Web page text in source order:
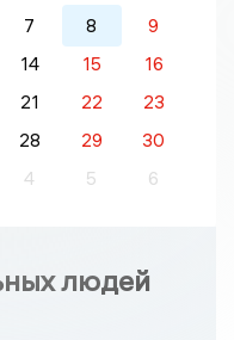
7 8
9
14 15
16
21 22
23
28 29
30
4 5 6
людей